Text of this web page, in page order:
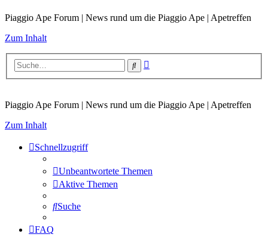
Piaggio Ape Forum | News rund um die Piaggio Ape | Apetreffen
Zum Inhalt
Suche
Piaggio Ape Forum | News rund um die Piaggio Ape | Apetreffen
Zum Inhalt
Schnellzugriff
Unbeantwortete Themen
Aktive Themen
Suche
FAQ